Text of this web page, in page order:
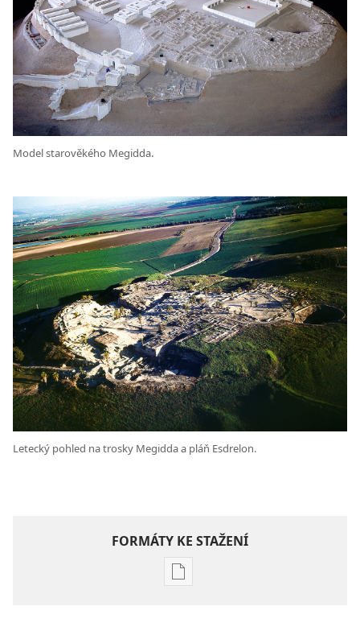
Model starověkého Megidda.
Letecký pohled na trosky Megidda a pláň Esdrelon.
FORMÁTY KE STAŽENÍ
Formáty